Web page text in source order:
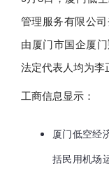
管理服务有限公
由厦门市国企厦
法定代表人均为李
工商信息显示：
厦门低空经
括民用机场